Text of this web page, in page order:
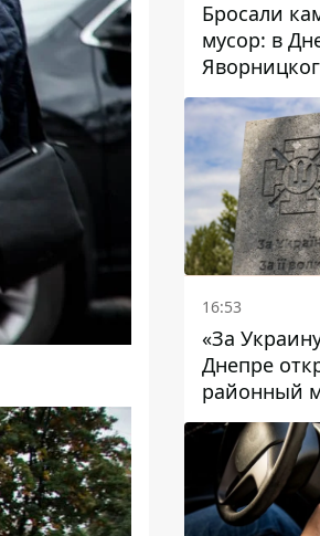
Бросали
мусор: в
повредили
фонтаны
16:53
«За
Днепре
районный
честь